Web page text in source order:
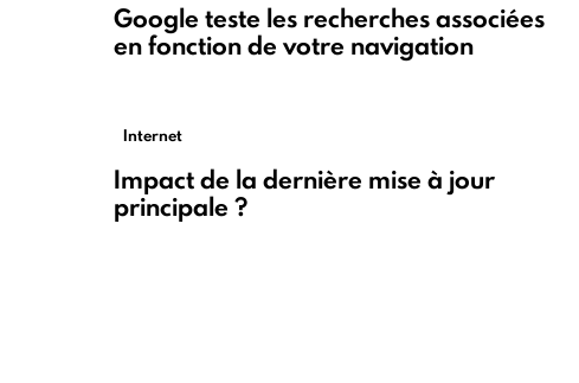
Google teste les recherches associées
en fonction de votre navigation
Internet
Impact de la dernière mise à jour
principale ?